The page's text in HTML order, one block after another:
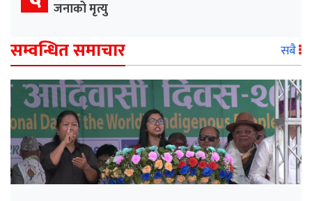
जनाको मृत्यु
सम्वन्धित समाचार सबै